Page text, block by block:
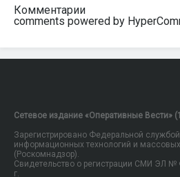
Комментарии
comments powered by
Сетевое издание «Оперативные Вести»
Зарегистрировано Федеральной
информационных технологий и
(Роскомнадзор).
Свидетельство о регистрации СМИ ЭЛ №
г.